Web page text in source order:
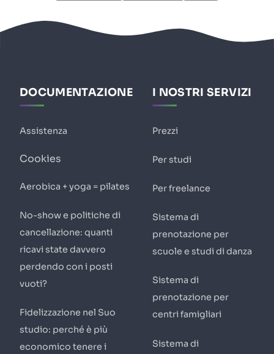
DOCUMENTAZIONE
Assistenza
Cookies
Aerobica + yoga = pilates
No-show e politiche di
cancellazione: quanti
ricavi state davvero
perdendo con i posti
vuoti?
Fidelizzazione nel Suo
studio: perché è più
economico tenere i
I NOSTRI SERVIZI
Prezzi
Per studi
Per freelance
Sistema di
prenotazione per
scuole e studi di danza
Sistema di
prenotazione per
centri famigliari
Sistema di